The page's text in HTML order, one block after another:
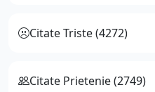
Citate Triste (4272)
Citate Prietenie (2749)